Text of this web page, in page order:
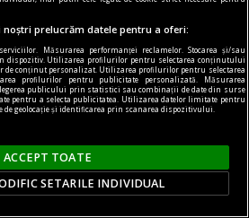
artist.prelucrăm datele pentru a oferi:
Măsurarea performanței reclamelor. Stocarea și/sau
dispozitiv. Utilizarea profilurilor pentru selectarea conținutului
de conținut personalizat. Utilizarea profilurilor pentru selectarea
profilurilor pentru publicitate personalizată. Măsurarea
publicului prin statistici sau combinații de date din surse
pentru a selecta publicitatea. Utilizarea datelor limitate pentru
de geolocație și identificarea prin scanarea dispozitivului.
ACCEPT TOATE
SETARILE INDIVIDUAL